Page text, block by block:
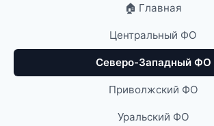
🏠 Главная
Центральный ФО
Северо-Западный ФО
Приволжский ФО
Уральский ФО